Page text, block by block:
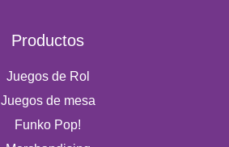
Productos
Juegos de Rol
Juegos de mesa
Funko Pop!